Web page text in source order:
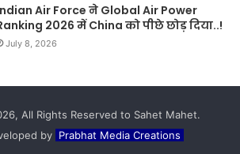
Air Force ने Global Air Power
2026 में China को पीछे छोड़ दिया..!
July 8, 2026
All Rights Reserved to Sahet Mahet.
by Prabhat Media Creations